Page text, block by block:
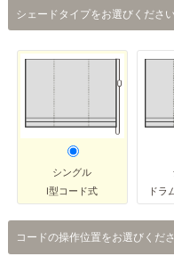
シェードタイプをお選びください
シングル
I型コード式
ドラ
コードの操作位置をお選びくださ